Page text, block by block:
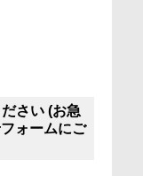
さい (お急
ォームにご